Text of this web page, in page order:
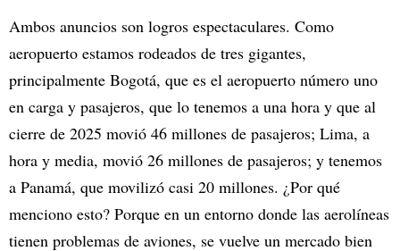
Ambos anuncios son logros espectaculares. Como
aeropuerto estamos rodeados de tres gigantes,
principalmente Bogotá, que es el aeropuerto número uno
en carga y pasajeros, que lo tenemos a una hora y que al
cierre de 2025 movió 46 millones de pasajeros; Lima, a
hora y media, movió 26 millones de pasajeros; y tenemos
a Panamá, que movilizó casi 20 millones. ¿Por qué
menciono esto? Porque en un entorno donde las aerolíneas
tienen problemas de aviones, se vuelve un mercado bien